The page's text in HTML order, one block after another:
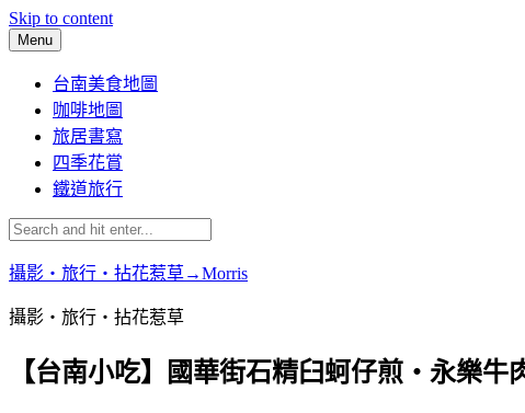
Skip to content
Menu
台南美食地圖
咖啡地圖
旅居書寫
四季花賞
鐵道旅行
攝影‧旅行‧拈花惹草→Morris
攝影‧旅行‧拈花惹草
【台南小吃】國華街石精臼蚵仔煎‧永樂